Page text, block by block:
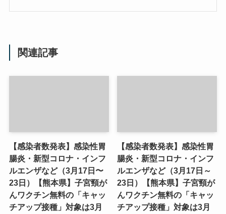
関連記事
【感染者数発表】感染性胃
腸炎・新型コロナ・インフ
ルエンザなど（3月17日〜
23日）【熊本県】子宮頸が
んワクチン無料の「キャッ
チアップ接種」対象は3月
【感染者数発表】感染性胃
腸炎・新型コロナ・インフ
ルエンザなど（3月17日～
23日）【熊本県】子宮頸が
んワクチン無料の「キャッ
チアップ接種」対象は3月